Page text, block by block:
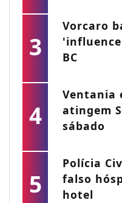
3
Vorcaro
BC
4
Ventania
atingem
sábado
5
Polícia
falso
hotel